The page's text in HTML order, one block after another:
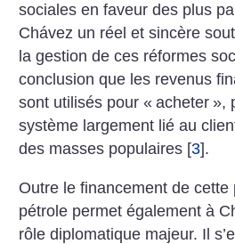
sociales en faveur des plus
Chávez un réel et sincère
la gestion de ces réformes
conclusion que les revenus
sont utilisés pour « acheter »,
système largement lié au
des masses populaires [3].
Outre le financement de
pétrole permet également à
rôle diplomatique majeur. Il